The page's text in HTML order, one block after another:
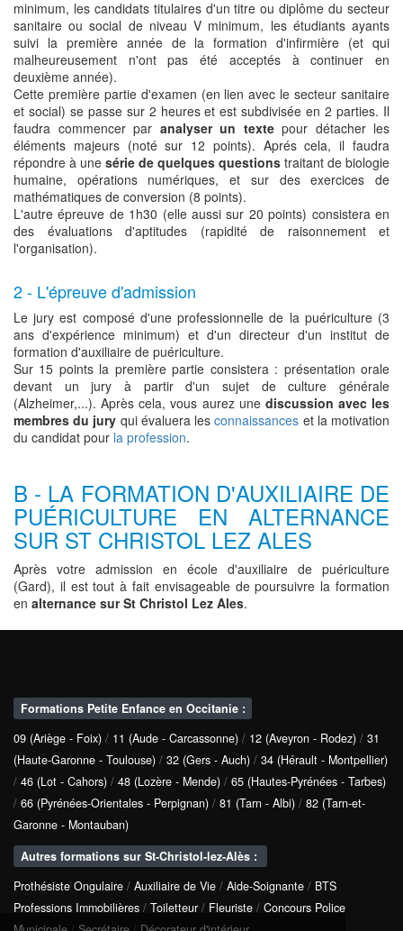
minimum, les candidats titulaires d'un titre ou diplôme du secteur
sanitaire ou social de niveau V minimum, les étudiants ayants
suivi la première année de la formation d'infirmière (et qui
malheureusement n'ont pas été acceptés à continuer en
deuxième année).
Cette première partie d'examen (en lien avec le secteur sanitaire
et social) se passe sur 2 heures et est subdivisée en 2 parties. Il
faudra commencer par analyser un textepour détacher les
éléments majeurs (noté sur 12 points). Aprés cela, il faudra
répondre à une série de quelques questions traitant de biologie
humaine, opérations numériques, et sur des exercices de
mathématiques de conversion (8 points).
L'autre épreuve de 1h30 (elle aussi sur 20 points) consistera en
des évaluations d'aptitudes (rapidité de raisonnement et
l'organisation).
2 - L'épreuve d'admission
Le jury est composé d'une professionnelle de la puériculture (3
ans d'expérience minimum) et d'un directeur d'un institut de
formation d'auxiliaire de puériculture.
Sur 15 points la première partie consistera : présentation orale
devant un jury à partir d'un sujet de culture générale
(Alzheimer,...). Après cela, vous aurez une discussion avec les
membres du jury qui évaluera lesconnaissances et la motivation
du candidat pour la profession.
B - LA FORMATION D'AUXILIAIRE DE
PUÉRICULTURE EN ALTERNANCE
SUR ST CHRISTOL LEZ ALES
Après votre admission en école d'auxiliaire de puériculture
(Gard), il est tout à fait envisageable de poursuivre la formation
en alternance sur St Christol Lez Ales.
Formations Petite Enfance en Occitanie :
09 (Ariège - Foix) / 11 (Aude - Carcassonne) / 12 (Aveyron - Rodez) / 31
(Haute-Garonne - Toulouse) / 32 (Gers - Auch) / 34 (Hérault - Montpellier)
/ 46 (Lot - Cahors) / 48 (Lozère - Mende) / 65 (Hautes-Pyrénées - Tarbes)
/ 66 (Pyrénées-Orientales - Perpignan) / 81 (Tarn - Albi) / 82 (Tarn-et-
Garonne - Montauban)
Autres formations sur St-Christol-lez-Alès :
Prothésiste Ongulaire / Auxiliaire de Vie / Aide-Soignante / BTS
Professions Immobilières / Toiletteur / Fleuriste / Concours Police